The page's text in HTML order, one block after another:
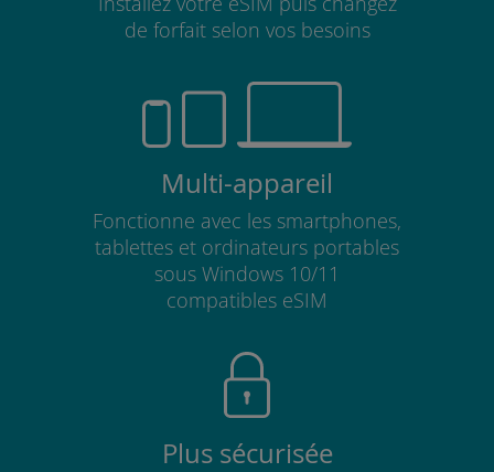
de forfait selon vos besoins
Multi-appareil
Fonctionne avec les smartphones,
tablettes et ordinateurs portables
sous Windows 10/11
compatibles eSIM
Plus sécurisée